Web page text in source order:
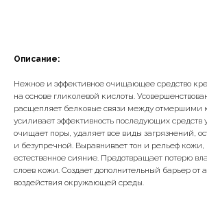
Описание:
Нежное и эффективное очищающее средство
на основе гликолевой кислоты.
расщепляет белковые связи между отмершими
усиливает эффективность последующих средств
очищает поры, удаляет все виды загрязнений,
и безупречной. Выравнивает тон и рельеф кожи,
естественное сияние. Предотвращает потерю
слоев кожи. Создает дополнительный барьер от
воздействия окружающей среды.